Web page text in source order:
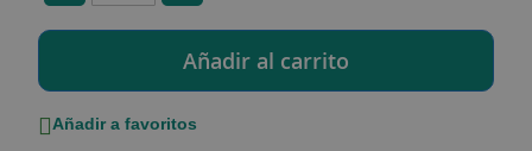
Añadir a favoritos